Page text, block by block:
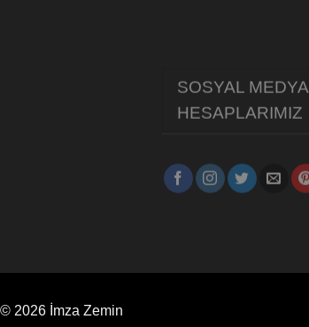
SOSYAL MEDYA
HESAPLARIMIZ
© 2026 İmza Zemin